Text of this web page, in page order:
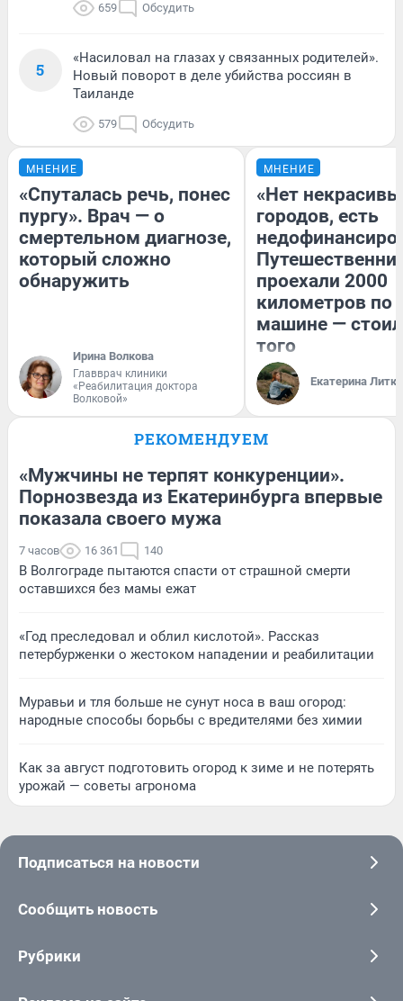
659 Обсудить
5
«Насиловал на глазах у связанных родителей».
Новый поворот в деле убийства россиян в
Таиланде
579 Обсудить
МНЕНИЕ
«Спуталась речь, понес
пургу». Врач — о
смертельном диагнозе,
который сложно
обнаружить
Ирина Волкова
Главврач клиники
«Реабилитация доктора
Волковой»
МНЕНИЕ
«Нет
городов, есть
проехали 2000
километров по
машине —
того
Екатерина
РЕКОМЕНДУЕМ
«Мужчины не терпят конкуренции».
Порнозвезда из Екатеринбурга впервые
показала своего мужа
7 часов 16 361 140
В Волгограде пытаются спасти от страшной смерти
оставшихся без мамы ежат
«Год преследовал и облил кислотой». Рассказ
петербурженки о жестоком нападении и реабилитации
Муравьи и тля больше не сунут носа в ваш огород:
народные способы борьбы с вредителями без химии
Как за август подготовить огород к зиме и не потерять
урожай — советы агронома
Подписаться на новости
Сообщить новость
Рубрики